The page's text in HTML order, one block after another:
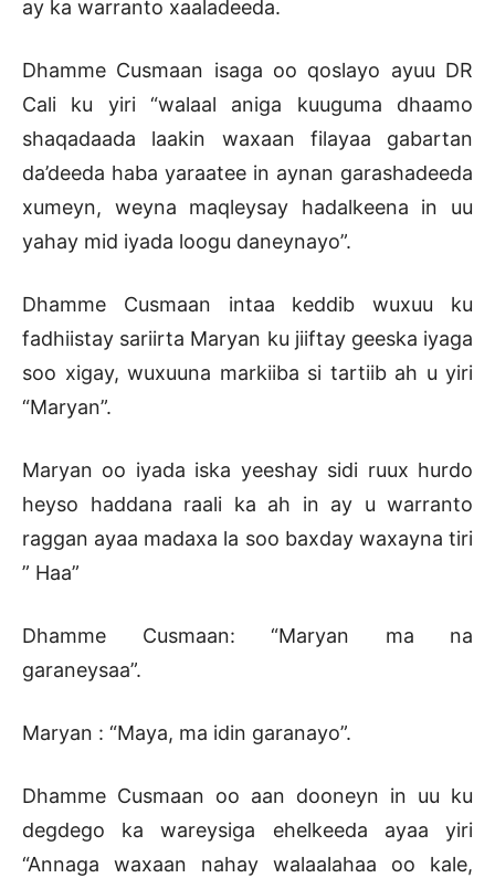
ay ka warranto xaaladeeda.
Dhamme Cusmaan isaga oo qoslayo ayuu DR
Cali ku yiri “walaal aniga kuuguma dhaamo
shaqadaada laakin waxaan filayaa gabartan
da’deeda haba yaraatee in aynan garashadeeda
xumeyn, weyna maqleysay hadalkeena in uu
yahay mid iyada loogu daneynayo”.
Dhamme Cusmaan intaa keddib wuxuu ku
fadhiistay sariirta Maryan ku jiiftay geeska iyaga
soo xigay, wuxuuna markiiba si tartiib ah u yiri
“Maryan”.
Maryan oo iyada iska yeeshay sidi ruux hurdo
heyso haddana raali ka ah in ay u warranto
raggan ayaa madaxa la soo baxday waxayna tiri
” Haa”
Dhamme Cusmaan: “Maryan ma na
garaneysaa”.
Maryan : “Maya, ma idin garanayo”.
Dhamme Cusmaan oo aan dooneyn in uu ku
degdego ka wareysiga ehelkeeda ayaa yiri
“Annaga waxaan nahay walaalahaa oo kale,